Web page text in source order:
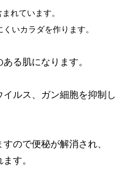
れています。
いカラダを作ります。
る肌になります。
ルス、ガン細胞を抑制し
ので便秘が解消され、
す。